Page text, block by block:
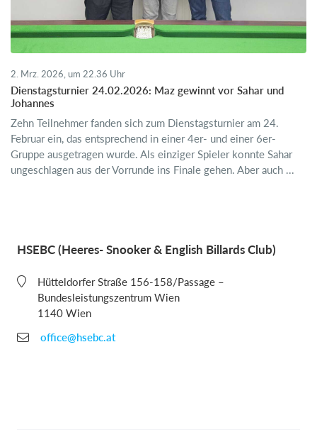
2. Mrz. 2026, um 22.36 Uhr
Dienstagsturnier 24.02.2026: Maz gewinnt vor Sahar und
Johannes
Zehn Teilnehmer fanden sich zum Dienstagsturnier am 24.
Februar ein, das entsprechend in einer 4er- und einer 6er-
Gruppe ausgetragen wurde. Als einziger Spieler konnte Sahar
ungeschlagen aus der Vorrunde ins Finale gehen. Aber auch ...
HSEBC (Heeres- Snooker & English Billards Club)
Hütteldorfer Straße 156-158/Passage –
Bundesleistungszentrum Wien
1140 Wien
office@hsebc.at